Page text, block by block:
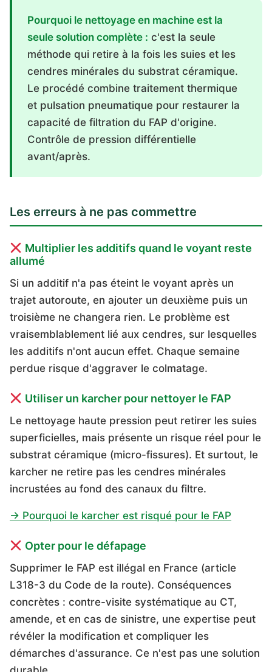
Pourquoi le nettoyage en machine est la
seule solution complète : c'est la seule
méthode qui retire à la fois les suies et les
cendres minérales du substrat céramique.
Le procédé combine traitement thermique
et pulsation pneumatique pour restaurer la
capacité de filtration du FAP d'origine.
Contrôle de pression différentielle
avant/après.
Les erreurs à ne pas commettre
Multiplier les additifs quand le voyant reste
allumé
Si un additif n'a pas éteint le voyant après un
trajet autoroute, en ajouter un deuxième puis un
troisième ne changera rien. Le problème est
vraisemblablement lié aux cendres, sur lesquelles
les additifs n'ont aucun effet. Chaque semaine
perdue risque d'aggraver le colmatage.
Utiliser un karcher pour nettoyer le FAP
Le nettoyage haute pression peut retirer les suies
superficielles, mais présente un risque réel pour le
substrat céramique (micro-fissures). Et surtout, le
karcher ne retire pas les cendres minérales
incrustées au fond des canaux du filtre.
→ Pourquoi le karcher est risqué pour le FAP
Opter pour le défapage
Supprimer le FAP est illégal en France (article
L318-3 du Code de la route). Conséquences
concrètes : contre-visite systématique au CT,
amende, et en cas de sinistre, une expertise peut
révéler la modification et compliquer les
démarches d'assurance. Ce n'est pas une solution